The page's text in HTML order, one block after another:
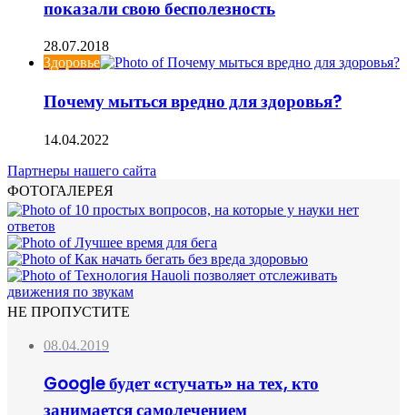
показали свою бесполезность
28.07.2018
Здоровье
Почему мыться вредно для здоровья?
14.04.2022
Партнеры нашего сайта
ФОТОГАЛЕРЕЯ
НЕ ПРОПУСТИТЕ
08.04.2019
Google будет «стучать» на тех, кто